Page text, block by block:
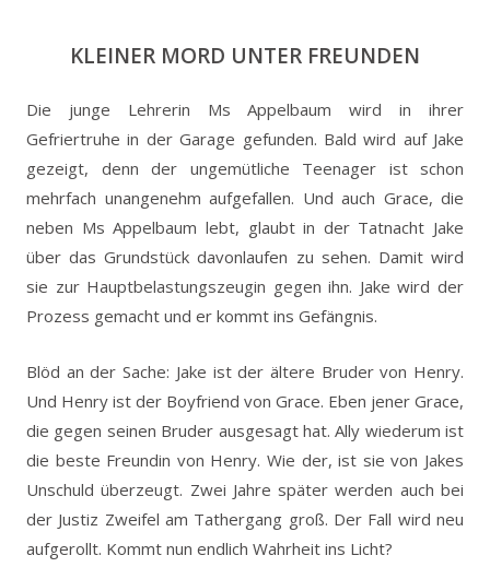
KLEINER MORD UNTER FREUNDEN
Die junge Lehrerin Ms Appelbaum wird in ihrer
Gefriertruhe in der Garage gefunden. Bald wird auf Jake
gezeigt, denn der ungemütliche Teenager ist schon
mehrfach unangenehm aufgefallen. Und auch Grace, die
neben Ms Appelbaum lebt, glaubt in der Tatnacht Jake
über das Grundstück davonlaufen zu sehen. Damit wird
sie zur Hauptbelastungszeugin gegen ihn. Jake wird der
Prozess gemacht und er kommt ins Gefängnis.
Blöd an der Sache: Jake ist der ältere Bruder von Henry.
Und Henry ist der Boyfriend von Grace. Eben jener Grace,
die gegen seinen Bruder ausgesagt hat. Ally wiederum ist
die beste Freundin von Henry. Wie der, ist sie von Jakes
Unschuld überzeugt. Zwei Jahre später werden auch bei
der Justiz Zweifel am Tathergang groß. Der Fall wird neu
aufgerollt. Kommt nun endlich Wahrheit ins Licht?